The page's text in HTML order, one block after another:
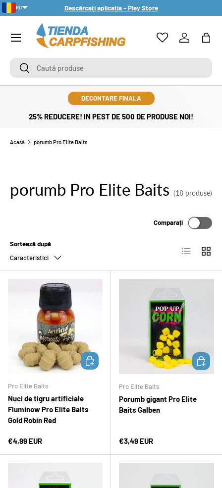
TRECI LA CONȚINUT
Descărcați aplicația – Play Store
CautăCaută
DECONTARE FINALA
25% REDUCERE! IN PEST DE 500 DE PRODUSE NOI!
Acasă porumb Pro Elite Baits
porumb Pro Elite Baits (18 produse)
Sortează după
Caracteristici
Comparați
Lista Grilă
Pro Elite Baits
Nuci de tigru artificiale
Fluminow Pro Elite Baits
Gold Robin Red
Preț normal
€4,99 EUR
ADAUGĂ ÎN COȘ
Pro Elite Baits
Porumb gigant Pro Elite
Baits Galben
Preț normal
€3,49 EUR
ADAUGĂ
RO